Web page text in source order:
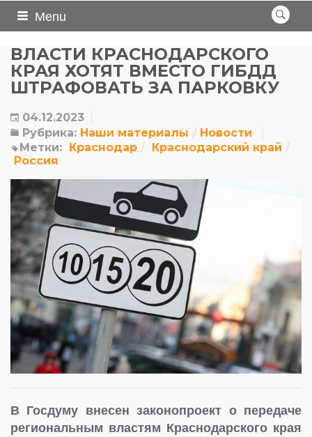
Menu
ВЛАСТИ КРАСНОДАРСКОГО
КРАЯ ХОТЯТ ВМЕСТО ГИБДД
ШТРАФОВАТЬ ЗА ПАРКОВКУ
04.12.2023
Рубрика: Наши материалы
Новости
Метки: Краснодар
Краснодарский край
Россия
В Госдуму внесен законопроект о передаче
региональным властям Краснодарского края